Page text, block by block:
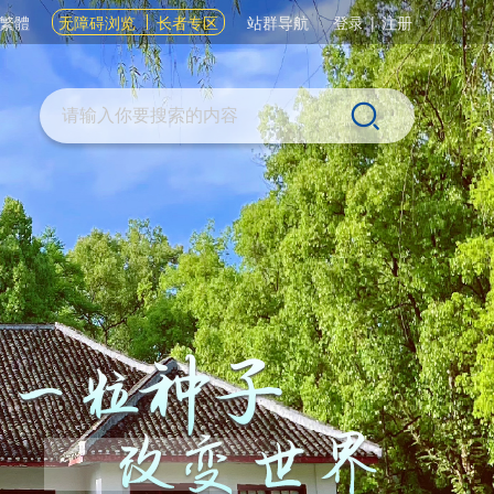
繁體 无障碍浏览 长者专区 站群导航 登录|注册